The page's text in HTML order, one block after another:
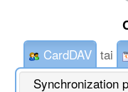
CardDAV tai
Synchronization